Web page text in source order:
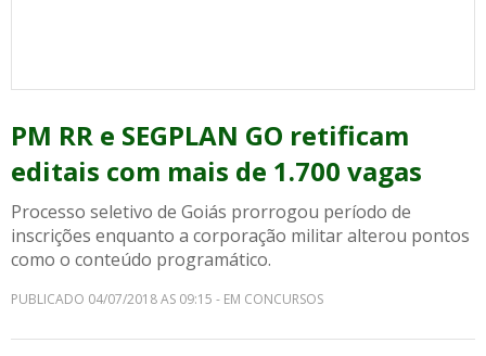
PM RR e SEGPLAN GO retificam
editais com mais de 1.700 vagas
Processo seletivo de Goiás prorrogou período de
inscrições enquanto a corporação militar alterou pontos
como o conteúdo programático.
PUBLICADO 04/07/2018 AS 09:15 - EM CONCURSOS